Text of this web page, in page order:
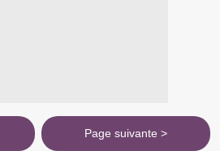
Page suivante >